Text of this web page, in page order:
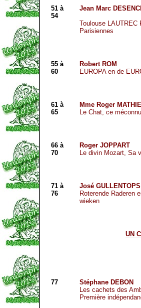
51 à
54
Jean Marc
Toulouse LAUTREC
Parisiennes
55 à
60
Robert ROM
EUROPA en de
61 à
65
Mme Roger
Le Chat, ce méconnu
66 à
70
Roger JOPPART
Le divin Mozart, Sa
71 à
76
José GULLENTOPS
Roterende Raderen
wieken
UN
77
Stéphane DEBON
Les cachets des
Première